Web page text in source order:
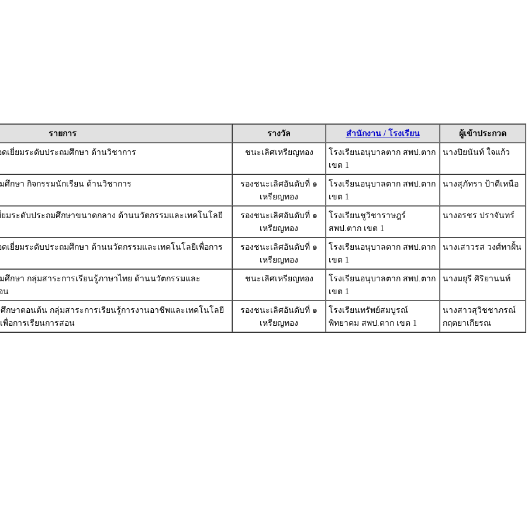
รายการ รางวัล สำนักงาน / โรงเรียน
ผู้เข้าประกวด
เยี่ยมระดับประถมศึกษา ด้านวิชาการ ชนะเลิศเหรียญทอง
โรงเรียนอนุบาลตาก สพป.ตาก
เขต 1
นางปิยนันท์ ใจแก้ว
ศึกษา กิจกรรมนักเรียน ด้านวิชาการ
รองชนะเลิศอันดับที่ ๑
เหรียญทอง
โรงเรียนอนุบาลตาก สพป.ตาก
เขต 1
นางสุภัทรา ป้าดีเหนือ
มระดับประถมศึกษาขนาดกลาง ด้านนวัตกรรมและเทคโนโลยี
รองชนะเลิศอันดับที่ ๑
เหรียญทอง
โรงเรียนชูวิชาราษฎร์
สพป.ตาก เขต 1
นางอรชร ปราจันทร์
เยี่ยมระดับประถมศึกษา ด้านนวัตกรรมและเทคโนโลยีเพื่อการ
รองชนะเลิศอันดับที่ ๑
เหรียญทอง
โรงเรียนอนุบาลตาก สพป.ตาก
เขต 1
นางเสาวรส วงศ์ทาฝั้น
ศึกษา กลุ่มสาระการเรียนรู้ภาษาไทย ด้านนวัตกรรมและ
น
ชนะเลิศเหรียญทอง
โรงเรียนอนุบาลตาก สพป.ตาก
เขต 1
นางมยุรี ศิริยานนท์
กษาตอนต้น กลุ่มสาระการเรียนรู้การงานอาชีพและเทคโนโลยี
อการเรียนการสอน
รองชนะเลิศอันดับที่ ๑
เหรียญทอง
โรงเรียนทรัพย์สมบูรณ์
พิทยาคม สพป.ตาก เขต 1
นางสาวสุวิชชาภรณ์
กฤตยาเกียรณ